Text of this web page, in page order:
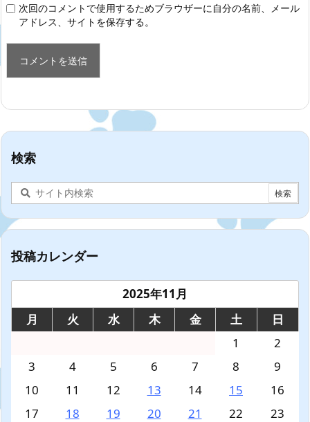
次回のコメントで使用するためブラウザーに自分の名前、メール
アドレス、サイトを保存する。
検索
投稿カレンダー
2025年11月
月
火 水 木 金 土
日
1
2
3
4 5 6 7 8
9
10
11 12 13 14 15
16
17
18 19 20 21 22
23